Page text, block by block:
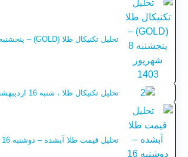
تحلیل تکنیکال طلا (GOLD) – پنجشنبه 8 شهریور 1403
تحلیل تکنیکال طلا ، شنبه 16 اردیبهشت 1402
تحلیل قیمت طلا آبشده – دوشنبه 16 بهمن 1402